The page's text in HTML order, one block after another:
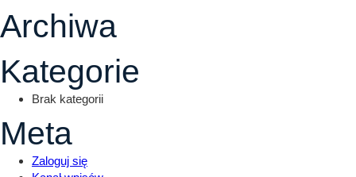
Archiwa
Kategorie
Brak kategorii
Meta
Zaloguj się